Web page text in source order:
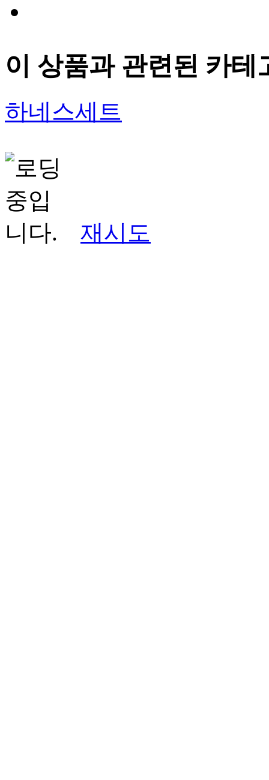
이 상품과 관련된 카테
하네스세트
재시도